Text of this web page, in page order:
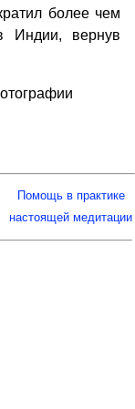
более чем
Индии, вернув
Помощь в практике
настоящей медитации